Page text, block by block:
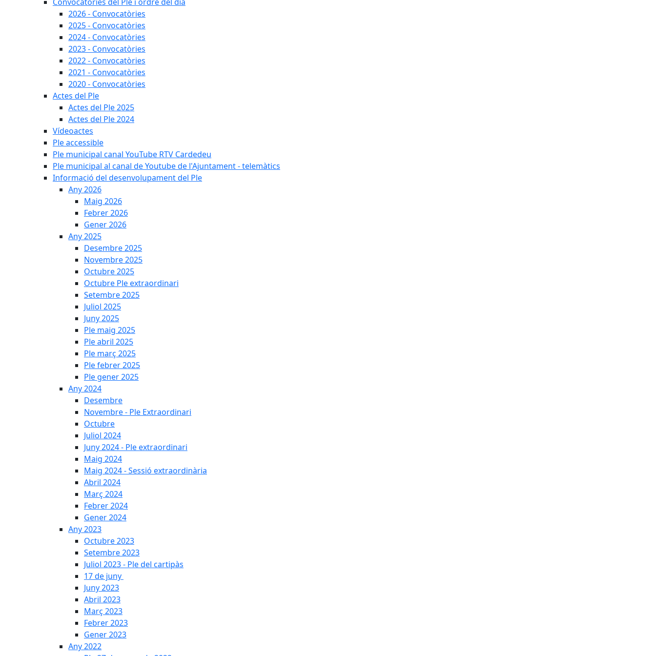
2026 - Convocatòries
2025 - Convocatòries
2024 - Convocatòries
2023 - Convocatòries
2022 - Convocatòries
2021 - Convocatòries
2020 - Convocatòries
Actes del Ple
Actes del Ple 2025
Actes del Ple 2024
Vídeoactes
Ple accessible
Ple municipal canal YouTube RTV Cardedeu
Ple municipal al canal de Youtube de l'Ajuntament - telemàtics
Informació del desenvolupament del Ple
Any 2026
Maig 2026
Febrer 2026
Gener 2026
Any 2025
Desembre 2025
Novembre 2025
Octubre 2025
Octubre Ple extraordinari
Setembre 2025
Juliol 2025
Juny 2025
Ple maig 2025
Ple abril 2025
Ple març 2025
Ple febrer 2025
Ple gener 2025
Any 2024
Desembre
Novembre - Ple Extraordinari
Octubre
Juliol 2024
Juny 2024 - Ple extraordinari
Maig 2024
Maig 2024 - Sessió extraordinària
Abril 2024
Març 2024
Febrer 2024
Gener 2024
Any 2023
Octubre 2023
Setembre 2023
Juliol 2023 - Ple del cartipàs
17 de juny
Juny 2023
Abril 2023
Març 2023
Febrer 2023
Gener 2023
Any 2022